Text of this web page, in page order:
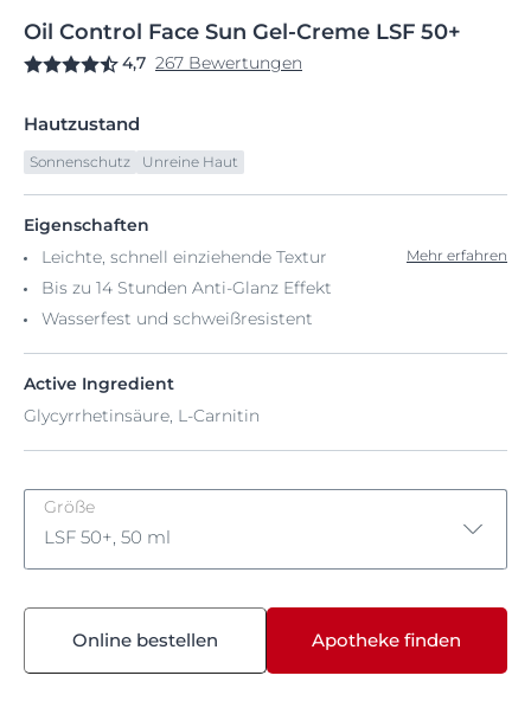
Oil Control Face Sun Gel-Creme LSF 50+
4,7 267 Bewertungen
Hautzustand
Sonnenschutz Unreine Haut
Eigenschaften
Leichte, schnell einziehende Textur
Bis zu 14 Stunden Anti-Glanz Effekt
Wasserfest und schweißresistent
Mehr erfahren
Active Ingredient
Glycyrrhetinsäure, L-Carnitin
Größe
LSF 50+, 50 ml
LSF 30, LSF 30
Online bestellen Apotheke finden